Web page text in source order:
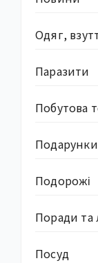
Одяг,
Паразити
Побутова
Подарунки
Подорожі
Поради та
Посуд